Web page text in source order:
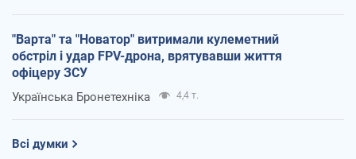
"Варта" та "Новатор" витримали кулеметний
обстріл і удар FPV-дрона, врятувавши життя
офіцеру ЗСУ
Українська Бронетехніка 4,4 т.
Всі думки